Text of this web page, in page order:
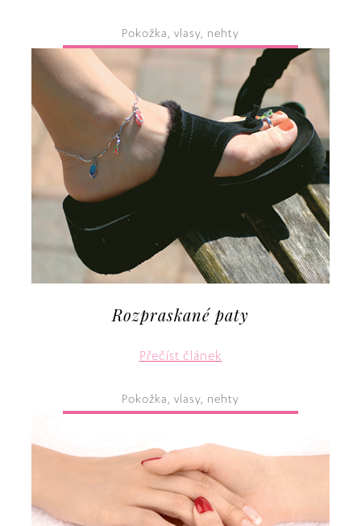
Pokožka, vlasy, nehty
Rozpraskané paty
Přečíst článek
Pokožka, vlasy, nehty